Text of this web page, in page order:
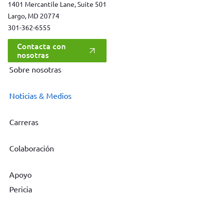
1401 Mercantile Lane, Suite 501
Largo, MD 20774
301-362-6555
Contacta con
nosotras
Sobre nosotras
Noticias & Medios
Carreras
Colaboración
Apoyo
Pericia